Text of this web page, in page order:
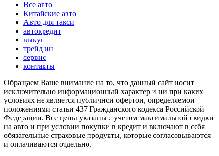
Все авто
Китайские авто
Авто для такси
автокредит
выкуп
трейд ин
сервис
контакты
Обращаем Ваше внимание на то, что данный сайт носит
исключительно информационный характер и ни при каких
условиях не является публичной офертой, определяемой
положениями статьи 437 Гражданского кодекса Российской
Федерации. Все цены указаны с учетом максимальной скидки
на авто и при условии покупки в кредит и включают в себя
обязательные страховые продукты, которые согласовываются
и оплачиваются отдельно.